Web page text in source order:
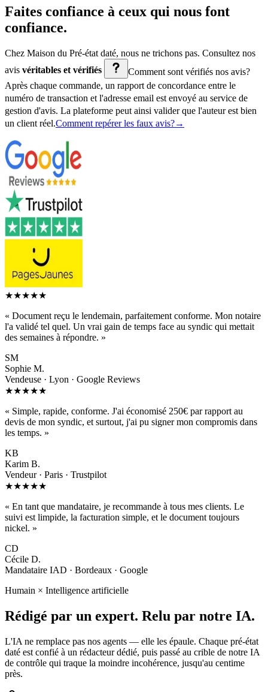
Faites confiance à ceux qui nous font
confiance.
Chez Maison du Pré-état daté, nous ne trichons pas. Consultez nos
avis véritables et vérifiés
Comment sont vérifiés nos avis?
Après chaque commande, un rapport de concordance entre le
numéro de transaction et l'adresse email est envoyé au service de
gestion d'avis. La plateforme peut ainsi valider que l'auteur est bien
un client réel.Comment repérer les faux avis?→
★★★★★
« Document reçu le lendemain, parfaitement conforme. Mon notaire
l'a validé tel quel. Un vrai gain de temps face au syndic qui mettait
des semaines à répondre. »
SM
Sophie M.
Vendeuse · Lyon · Google Reviews
★★★★★
« Simple, rapide, conforme. J'ai économisé 250€ par rapport au
devis de mon syndic, et surtout, j'ai pu signer mon compromis dans
les temps. »
KB
Karim B.
Vendeur · Paris · Trustpilot
★★★★★
« En tant que mandataire, je recommande à tous mes clients. Le
suivi est limpide, la facturation simple, et le document toujours
nickel. »
CD
Cécile D.
Mandataire IAD · Bordeaux · Google
Humain × Intelligence artificielle
Rédigé par un expert. Relu par notre IA.
L'IA ne remplace pas nos agents — elle les épaule. Chaque pré-état
daté est confié à un rédacteur dédié, puis passé au crible de notre IA
de contrôle qui traque la moindre incohérence, jusqu'au centime
près.